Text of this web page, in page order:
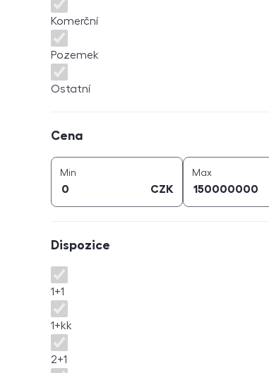
Komerční
Pozemek
Ostatní
Cena
Min
CZK
Maxcena (
Dispozice
Dispozice
1+1
1+kk
2+1